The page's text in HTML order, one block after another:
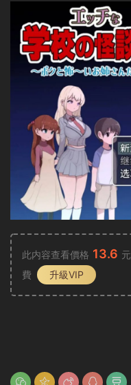
此内容查看價格 13.6 元
費
升級VIP